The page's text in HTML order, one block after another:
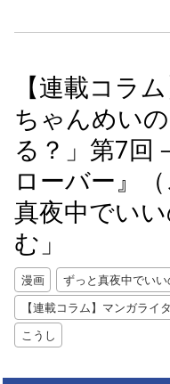
【連載コラ
ちゃんめい
る？」第7回
ローバー』
真夜中でい
む」
漫画
ずっと真夜中でいい
【連載コラム】マンガライ
こうし